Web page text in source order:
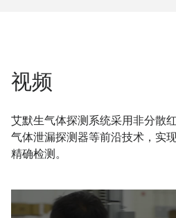
视频
艾默生气体探测系统采用非分散
气体泄漏探测器等前沿技术，实
精确检测。